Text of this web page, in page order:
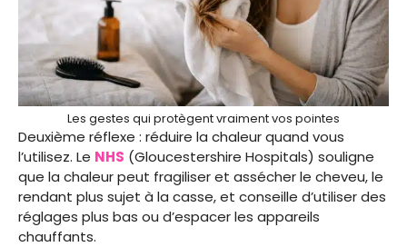
Les gestes qui protègent vraiment vos pointes
Deuxième réflexe : réduire la chaleur quand vous
l’utilisez. Le NHS (Gloucestershire Hospitals) souligne
que la chaleur peut fragiliser et assécher le cheveu, le
rendant plus sujet à la casse, et conseille d’utiliser des
réglages plus bas ou d’espacer les appareils
chauffants.